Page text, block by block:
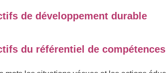
de développement durable
du référentiel de